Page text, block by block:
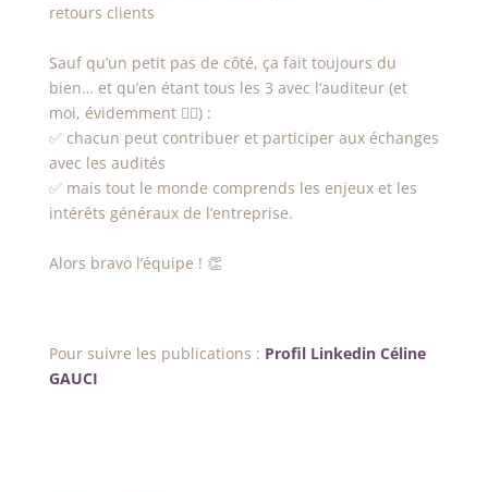
retours clients
Sauf qu’un petit pas de côté, ça fait toujours du
bien… et qu’en étant tous les 3 avec l’auditeur (et
moi, évidemment 👷‍♀️) :
✅ chacun peut contribuer et participer aux échanges
avec les audités
✅ mais tout le monde comprends les enjeux et les
intérêts généraux de l’entreprise.
Alors bravo l’équipe ! 👏
Pour suivre les publications : Profil Linkedin Céline
GAUCI